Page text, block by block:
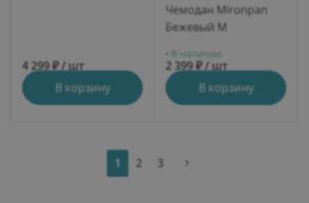
4 299 ₽ / шт
В корзину
Чемодан Mironpan
Бежевый M
В наличии
2 399 ₽ / шт
В корзину
1 2 3